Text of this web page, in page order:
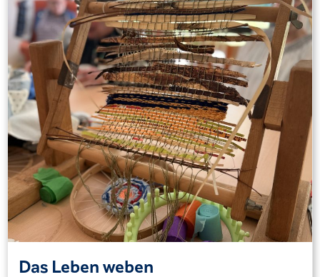
Das Leben weben